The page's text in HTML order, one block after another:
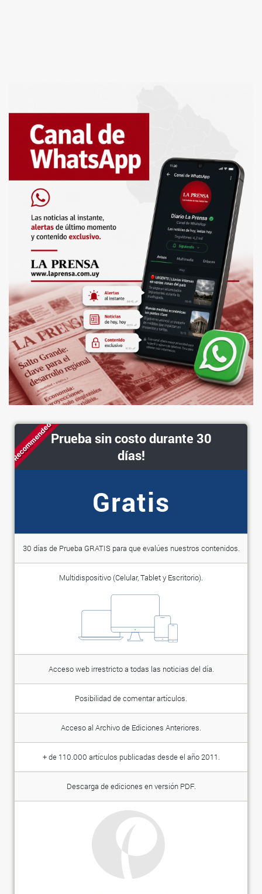
RecommendedPrueba sin costo durante 30
días!
Gratis
30 días de Prueba GRATIS para que evalúes nuestros contenidos.
Multidispositivo (Celular, Tablet y Escritorio).
Acceso web irrestricto a todas las noticias del día.
Posibilidad de comentar artículos.
Acceso al Archivo de Ediciones Anteriores.
+ de 110.000 artículos publicadas desde el año 2011.
Descarga de ediciones en versión PDF.